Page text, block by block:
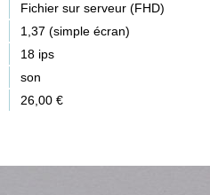
Fichier sur serveur (FHD)
1,37 (simple écran)
18 ips
son
26,00 €